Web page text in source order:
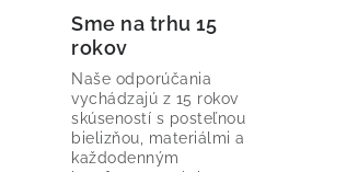
Sme na trhu 15
rokov
Naše odporúčania
vychádzajú z 15 rokov
skúseností s posteľnou
bielizňou, materiálmi a
každodenným